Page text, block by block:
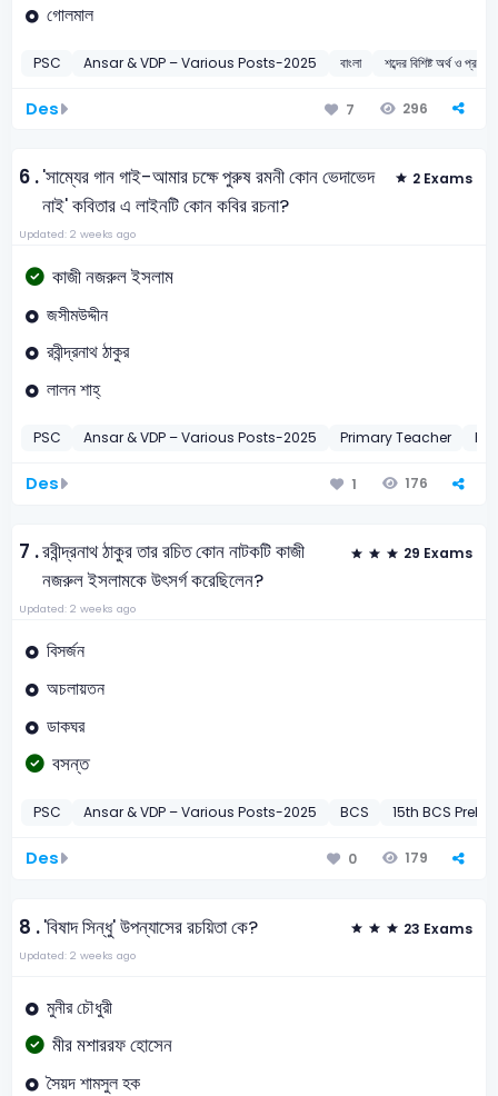
গোলমাল
PSC Ansar & VDP – Various Posts-2025 বাংলা শব্দের বিশিষ্ট অর্থ ও
Des 7 296
6 .'সাম্যের গান গাই-আমার চক্ষে পুরুষ রমনী কোন ভেদাভেদ
নাই' কবিতার এ লাইনটি কোন কবির রচনা?
2 Exams
Updated: 2 weeks ago
কাজী নজরুল ইসলাম
জসীমউদ্দীন
রবীন্দ্রনাথ ঠাকুর
লালন শাহ্
PSC Ansar & VDP – Various Posts-2025 Primary Teacher
Des 1 176
7 .রবীন্দ্রনাথ ঠাকুর তার রচিত কোন নাটকটি কাজী
নজরুল ইসলামকে উৎসর্গ করেছিলেন?
29 Exams
Updated: 2 weeks ago
বিসর্জন
অচলায়তন
ডাকঘর
বসন্ত
PSC Ansar & VDP – Various Posts-2025 BCS 15th BCS Preli-
Des 0 179
8 .'বিষাদ সিন্ধু' উপন্যাসের রচয়িতা কে? 23 Exams
Updated: 2 weeks ago
মুনীর চৌধুরী
মীর মশাররফ হোসেন
সৈয়দ শামসুল হক